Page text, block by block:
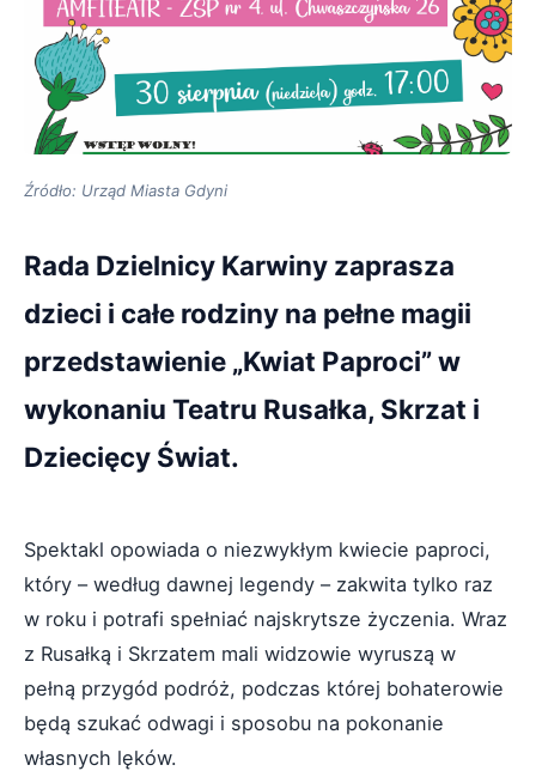
Źródło: Urząd Miasta Gdyni
Rada Dzielnicy Karwiny zaprasza
dzieci i całe rodziny na pełne magii
przedstawienie „Kwiat Paproci” w
wykonaniu Teatru Rusałka, Skrzat i
Dziecięcy Świat.
Spektakl opowiada o niezwykłym kwiecie paproci,
który – według dawnej legendy – zakwita tylko raz
w roku i potrafi spełniać najskrytsze życzenia. Wraz
z Rusałką i Skrzatem mali widzowie wyruszą w
pełną przygód podróż, podczas której bohaterowie
będą szukać odwagi i sposobu na pokonanie
własnych lęków.